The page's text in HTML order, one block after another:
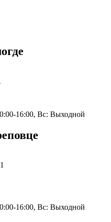
16:00, Вс: Выходной
16:00, Вс: Выходной